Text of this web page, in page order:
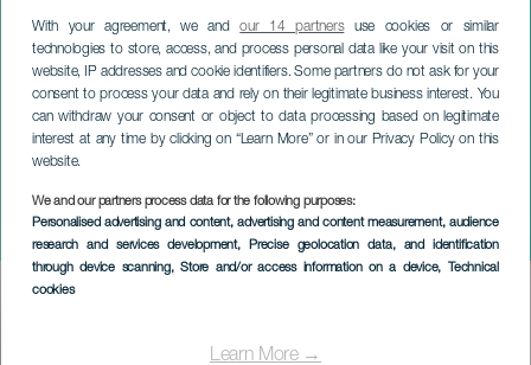
With your agreement, we andour 14 partnersuse cookies or similar
technologies to store, access, and process personal data like your visit on this
website, IP addresses and cookie identifiers. Some partners do not ask for your
consent to process your data and rely on their legitimate business interest. You
can withdraw your consent or object to data processing based on legitimate
interest at any time by clicking on “Learn More” or in our Privacy Policy on this
website.
We and our partners process data for the following purposes:
Personalised advertising and content, advertising and content measurement, audience
research and services development, Precise geolocation data, and identification
through device scanning, Store and/or access information on a device, Technical
cookies
Learn More →
Die Sardine von Los
Galguitos
Imagen